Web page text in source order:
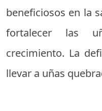
beneficiosos en la
fortalecer las
crecimiento. La
llevar a uñas